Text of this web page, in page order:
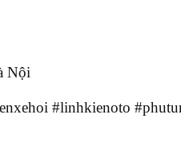
Nội
#linhkienoto